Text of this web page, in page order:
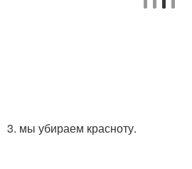
3. мы убираем красноту.